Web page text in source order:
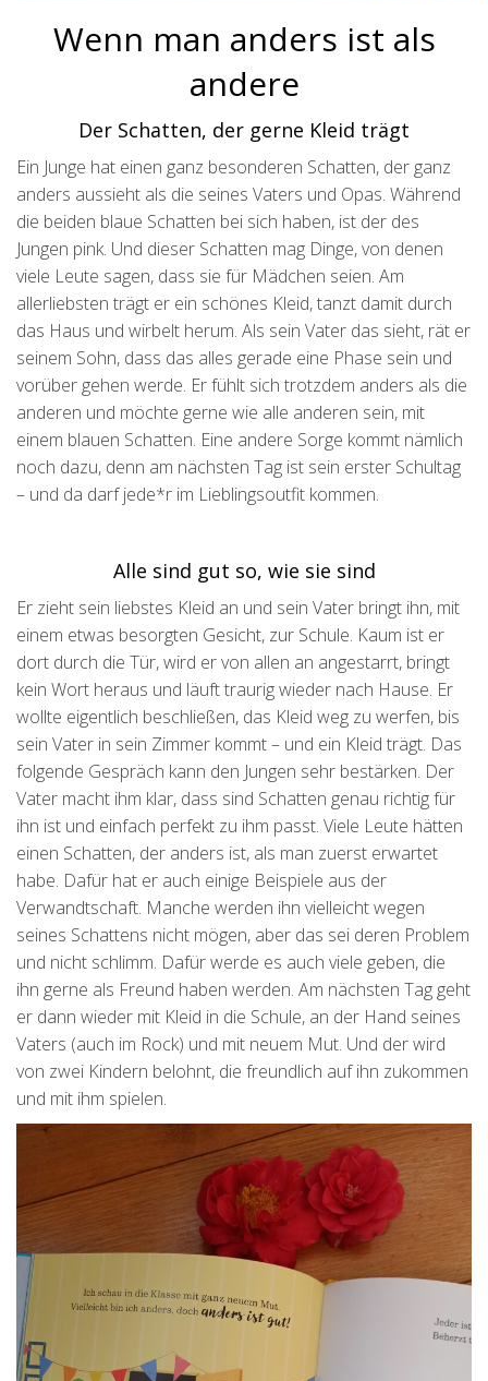
Wenn man anders ist als
andere
Der Schatten, der gerne Kleid trägt
Ein Junge hat einen ganz besonderen Schatten, der ganz
anders aussieht als die seines Vaters und Opas. Während
die beiden blaue Schatten bei sich haben, ist der des
Jungen pink. Und dieser Schatten mag Dinge, von denen
viele Leute sagen, dass sie für Mädchen seien. Am
allerliebsten trägt er ein schönes Kleid, tanzt damit durch
das Haus und wirbelt herum. Als sein Vater das sieht, rät er
seinem Sohn, dass das alles gerade eine Phase sein und
vorüber gehen werde. Er fühlt sich trotzdem anders als die
anderen und möchte gerne wie alle anderen sein, mit
einem blauen Schatten. Eine andere Sorge kommt nämlich
noch dazu, denn am nächsten Tag ist sein erster Schultag
– und da darf jede*r im Lieblingsoutfit kommen.
Alle sind gut so, wie sie sind
Er zieht sein liebstes Kleid an und sein Vater bringt ihn, mit
einem etwas besorgten Gesicht, zur Schule. Kaum ist er
dort durch die Tür, wird er von allen an angestarrt, bringt
kein Wort heraus und läuft traurig wieder nach Hause. Er
wollte eigentlich beschließen, das Kleid weg zu werfen, bis
sein Vater in sein Zimmer kommt – und ein Kleid trägt. Das
folgende Gespräch kann den Jungen sehr bestärken. Der
Vater macht ihm klar, dass sind Schatten genau richtig für
ihn ist und einfach perfekt zu ihm passt. Viele Leute hätten
einen Schatten, der anders ist, als man zuerst erwartet
habe. Dafür hat er auch einige Beispiele aus der
Verwandtschaft. Manche werden ihn vielleicht wegen
seines Schattens nicht mögen, aber das sei deren Problem
und nicht schlimm. Dafür werde es auch viele geben, die
ihn gerne als Freund haben werden. Am nächsten Tag geht
er dann wieder mit Kleid in die Schule, an der Hand seines
Vaters (auch im Rock) und mit neuem Mut. Und der wird
von zwei Kindern belohnt, die freundlich auf ihn zukommen
und mit ihm spielen.